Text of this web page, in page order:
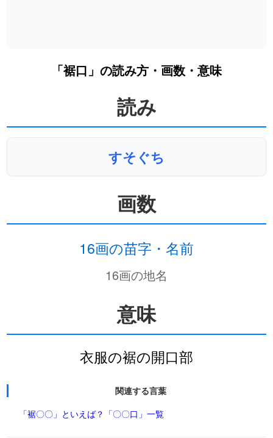
「裾口」の読み方・画数・意味
読み
すそぐち
画数
16画の苗字・名前
16画の地名
意味
衣服の裾の開口部
関連する言葉
「裾〇〇」といえば？ 「〇〇口」一覧